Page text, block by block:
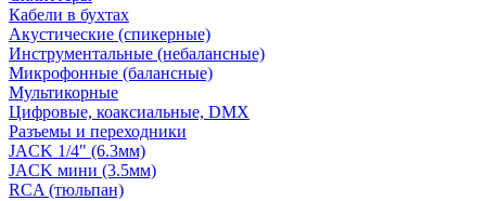
Кабели в бухтах
Акустические (спикерные)
Инструментальные (небалансные)
Микрофонные (балансные)
Мультикорные
Цифровые, коаксиальные, DMX
Разъемы и переходники
JACK 1/4" (6.3мм)
JACK мини (3.5мм)
RCA (тюльпан)